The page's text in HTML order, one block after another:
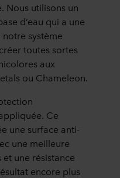
Nous utilisons un
d’eau qui a une
système
toutes sortes
aux
ou Chameleon.
Ce
une surface anti-
une meilleure
une résistance
encore plus